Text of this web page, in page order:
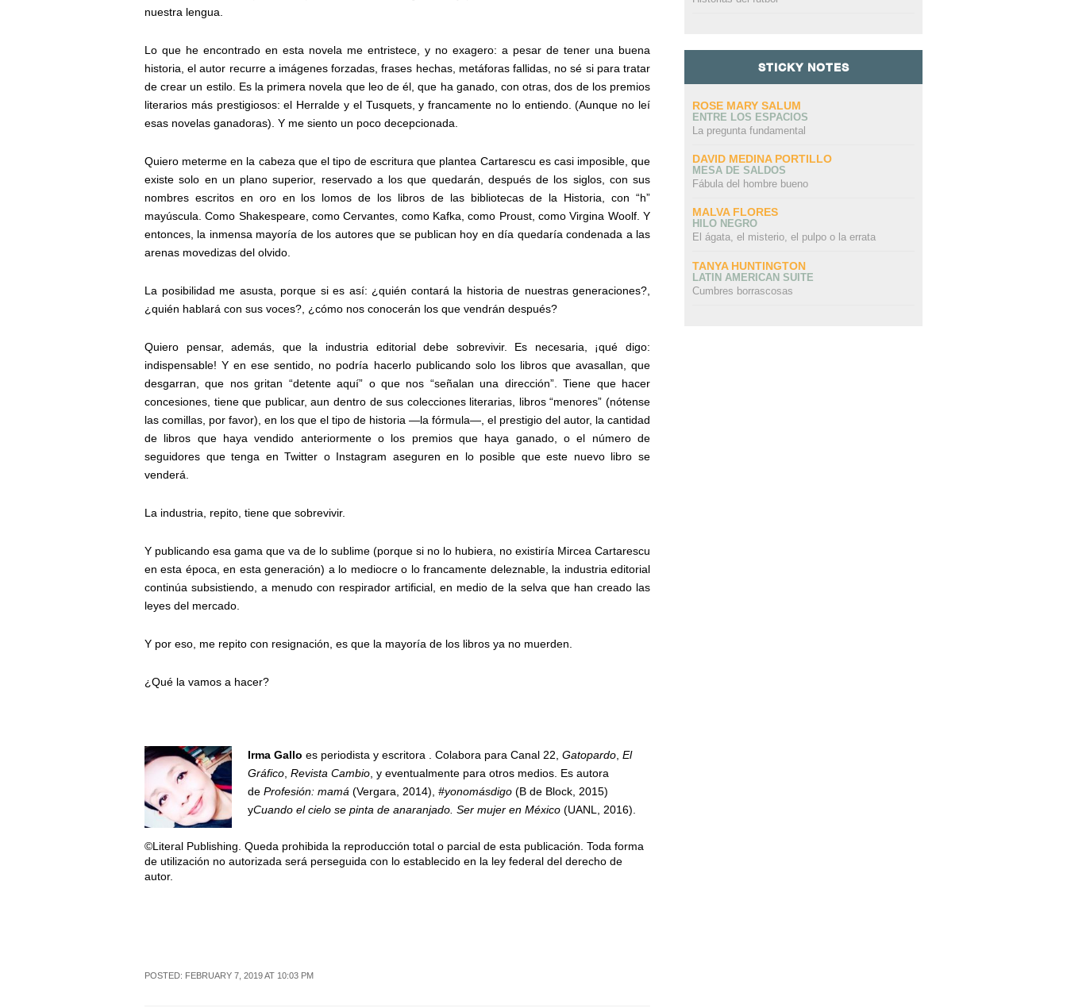
nuestra lengua.
Lo que he encontrado en esta novela me entristece, y no exagero: a pesar de tener una buena
historia, el autor recurre a imágenes forzadas, frases hechas, metáforas fallidas, no sé si para tratar
de crear un estilo. Es la primera novela que leo de él, que ha ganado, con otras, dos de los premios
literarios más prestigiosos: el Herralde y el Tusquets, y francamente no lo entiendo. (Aunque no leí
esas novelas ganadoras). Y me siento un poco decepcionada.
Quiero meterme en la cabeza que el tipo de escritura que plantea Cartarescu es casi imposible, que
existe solo en un plano superior, reservado a los que quedarán, después de los siglos, con sus
nombres escritos en oro en los lomos de los libros de las bibliotecas de la Historia, con “h”
mayúscula. Como Shakespeare, como Cervantes, como Kafka, como Proust, como Virgina Woolf. Y
entonces, la inmensa mayoría de los autores que se publican hoy en día quedaría condenada a las
arenas movedizas del olvido.
La posibilidad me asusta, porque si es así: ¿quién contará la historia de nuestras generaciones?,
¿quién hablará con sus voces?, ¿cómo nos conocerán los que vendrán después?
Quiero pensar, además, que la industria editorial debe sobrevivir. Es necesaria, ¡qué digo:
indispensable! Y en ese sentido, no podría hacerlo publicando solo los libros que avasallan, que
desgarran, que nos gritan “detente aquí” o que nos “señalan una dirección”. Tiene que hacer
concesiones, tiene que publicar, aun dentro de sus colecciones literarias, libros “menores” (nótense
las comillas, por favor), en los que el tipo de historia —la fórmula—, el prestigio del autor, la cantidad
de libros que haya vendido anteriormente o los premios que haya ganado, o el número de
seguidores que tenga en Twitter o Instagram aseguren en lo posible que este nuevo libro se
venderá.
La industria, repito, tiene que sobrevivir.
Y publicando esa gama que va de lo sublime (porque si no lo hubiera, no existiría Mircea Cartarescu
en esta época, en esta generación) a lo mediocre o lo francamente deleznable, la industria editorial
continúa subsistiendo, a menudo con respirador artificial, en medio de la selva que han creado las
leyes del mercado.
Y por eso, me repito con resignación, es que la mayoría de los libros ya no muerden.
¿Qué la vamos a hacer?
Irma Gallo es periodista y escritora . Colabora para Canal 22, Gatopardo El
Gráfico Revista Cambio , y eventualmente para otros medios. Es autora
de Profesión: mamá (Vergara, 2014), #yonomásdigo (B de Block, 2015)
yCuando el cielo se pinta de anaranjado. Ser mujer en México (UANL, 2016).
©Literal Publishing. Queda prohibida la reproducción total o parcial de esta publicación. Toda forma
de utilización no autorizada será perseguida con lo establecido en la ley federal del derecho de
autor.
POSTED: FEBRUARY 7, 2019 AT 10:03 PM
STICKY NOTES
ROSE MARY SALUM
ENTRE LOS ESPACIOS
La pregunta fundamental
DAVID MEDINA PORTILLO
MESA DE SALDOS
Fábula del hombre bueno
MALVA FLORES
HILO NEGRO
El ágata, el misterio, el pulpo o la errata
TANYA HUNTINGTON
LATIN AMERICAN SUITE
Cumbres borrascosas